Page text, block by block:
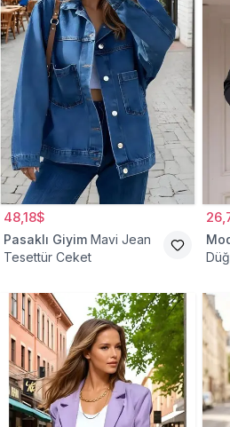
48,18$
Pasaklı Giyim Mavi Jean
Tesettür Ceket